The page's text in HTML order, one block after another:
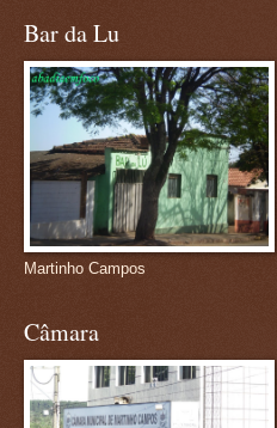
Bar da Lu
Martinho Campos
Câmara